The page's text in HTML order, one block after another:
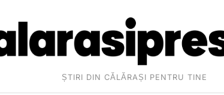
ȘTIRI DIN CĂLĂRAȘI PENTRU TINE